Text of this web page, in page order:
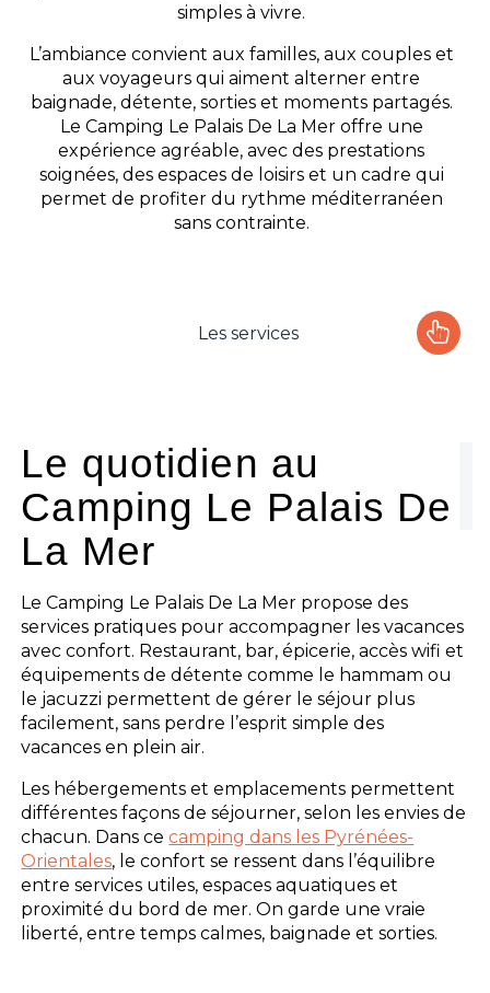
simples à vivre.
L’ambiance convient aux familles, aux couples et
aux voyageurs qui aiment alterner entre
baignade, détente, sorties et moments partagés.
Le Camping Le Palais De La Mer offre une
expérience agréable, avec des prestations
soignées, des espaces de loisirs et un cadre qui
permet de profiter du rythme méditerranéen
sans contrainte.
Les services
Les activités
Le quotidien au
Camping Le Palais De
La Mer
Le Camping Le Palais De La Mer propose des
services pratiques pour accompagner les vacances
avec confort. Restaurant, bar, épicerie, accès wifi et
équipements de détente comme le hammam ou
le jacuzzi permettent de gérer le séjour plus
facilement, sans perdre l’esprit simple des
vacances en plein air.
Les hébergements et emplacements permettent
différentes façons de séjourner, selon les envies de
chacun. Dans cecamping dans les Pyrénées-
Orientales, le confort se ressent dans l’équilibre
entre services utiles, espaces aquatiques et
proximité du bord de mer. On garde une vraie
liberté, entre temps calmes, baignade et sorties.